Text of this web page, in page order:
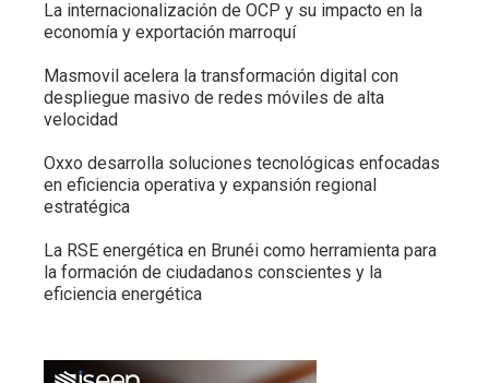
La internacionalización de OCP y su impacto en la
economía y exportación marroquí
Masmovil acelera la transformación digital con
despliegue masivo de redes móviles de alta
velocidad
Oxxo desarrolla soluciones tecnológicas enfocadas
en eficiencia operativa y expansión regional
estratégica
La RSE energética en Brunéi como herramienta para
la formación de ciudadanos conscientes y la
eficiencia energética